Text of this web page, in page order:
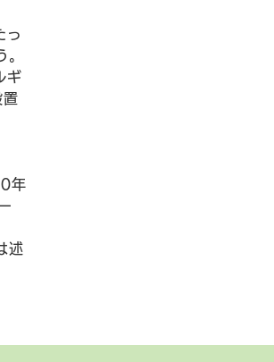
っ
ギ
置
年
述